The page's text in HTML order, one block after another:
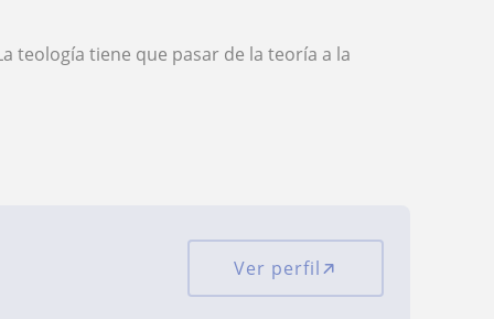
teología tiene que pasar de la teoría a la
Ver perfil